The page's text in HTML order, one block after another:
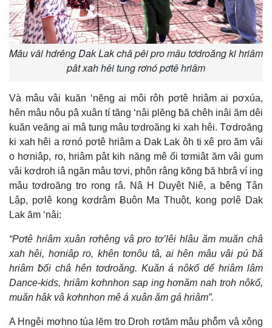
Mâu vâi hdrêng Dak Lak châ pêi pro mâu tơdroăng ki hriâm
pât xah hêi tung rơnó pơtê hriâm
Và mâu vâi kuăn ‘nĕng ai môi rôh pơtê hriâm ai pơxúa,
hên mâu nôu pâ xuân tí tăng ‘nâi plĕng ƀă chêh inâi ăm dêi
kuăn veăng ai mâ tung mâu tơdroăng ki xah hêi. Tơdroăng
ki xah hêi a rơnó pơtê hriâm a Dak Lak ôh ti xê pro ăm vâi
o hơniâp, ro, hriâm pât kih năng mê ối tơmiât ăm vâi gum
vâi kơdroh iâ ngăn mâu tơvi, phôn râng kŏng ƀă hbrâ ví ing
mâu tơdroăng tro rong râ. Nâ H Duyệt Niê, a bêng Tân
Lập, pơlê kong kơdrâm Ƀuôn Ma Thuột, kong pơlê Dak
Lak ăm ‘nâi:
“Pơtê hriâm xuân rơhêng vâ pro tơ’lêi hlâu ăm muăn châ
xah hêi, hơniâp ro, khên tơnôu tâ, ai hên mâu vâi pú ƀă
hriâm ƀối châ hên tơdroăng. Kuăn á nôkố dế hriâm lâm
Dance-kids, hriâm kơhnhon sap ing hơnăm nah troh nôkố,
muăn hâk vâ kơhnhon mê á xuân ăm gá hriâm”.
A Hngêi mơhno túa lĕm tro Droh rơtăm mâu phô̆m vâ xông